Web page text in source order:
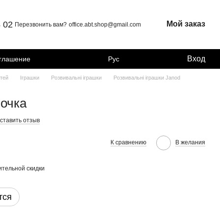
02 Перезвонить вам? office.abt.shop@gmail.com Мой заказ
Рус Вход
Іграшки Розвивальні іграшки Розвивальні іграшки Janod
отзыв
К сравнению В желания
скидки